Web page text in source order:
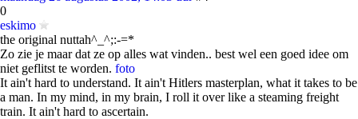
0
eskimo
the original nuttah^_^;:-=*
Zo zie je maar dat ze op alles wat vinden.. best wel een goed idee om
niet geflitst te worden. foto
It ain't hard to understand. It ain't Hitlers masterplan, what it takes to be
a man. In my mind, in my brain, I roll it over like a steaming freight
train. It ain't hard to ascertain.